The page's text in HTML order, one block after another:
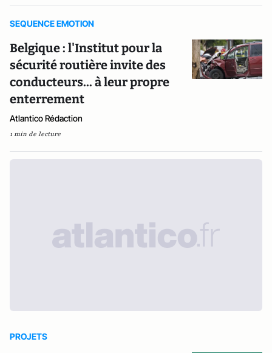
SEQUENCE EMOTION
Belgique : l'Institut pour la
sécurité routière invite des
conducteurs... à leur propre
enterrement
Atlantico Rédaction
1 min de lecture
PROJETS